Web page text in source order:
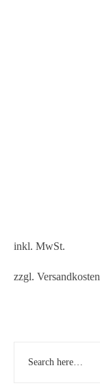
inkl. MwSt.
zzgl. Versandkosten